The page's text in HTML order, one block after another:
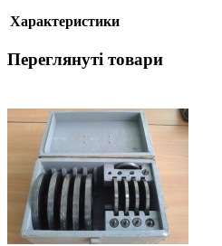
Характеристики
Переглянуті товари